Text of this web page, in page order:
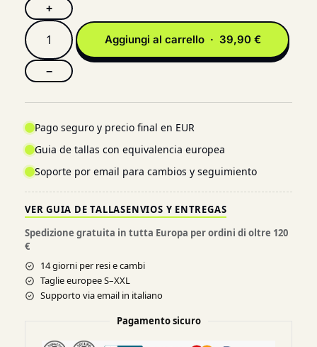
+
−
Aggiungi al carrello · 39,90 €
Pago seguro y precio final en EUR
Guia de tallas con equivalencia europea
Soporte por email para cambios y seguimiento
VER GUIA DE TALLASENVIOS Y ENTREGAS
Spedizione gratuita in tutta Europa per ordini di oltre 120
€
14 giorni per resi e cambi
Taglie europee S–XXL
Supporto via email in italiano
Pagamento sicuro